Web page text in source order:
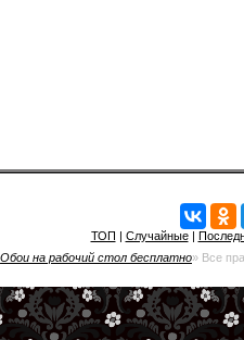
ТОП | Случайные|
Обои на рабочий стол бесплатно» Все